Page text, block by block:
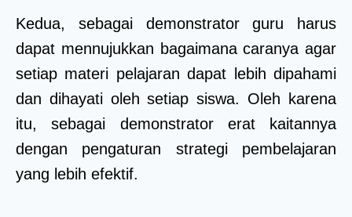
Kedua, sebagai demonstrator guru harus
dapat mennujukkan bagaimana caranya agar
setiap materi pelajaran dapat lebih dipahami
dan dihayati oleh setiap siswa. Oleh karena
itu, sebagai demonstrator erat kaitannya
dengan pengaturan strategi pembelajaran
yang lebih efektif.